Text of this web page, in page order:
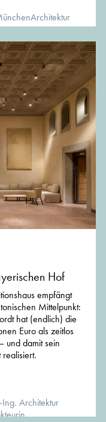
Hof
empfängt
Mittelpunkt:
hat (endlich) die
Euro als zeitlos
und damit sein
Architektur